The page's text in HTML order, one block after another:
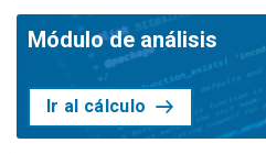
Módulo de análisis
Ir al cálculo